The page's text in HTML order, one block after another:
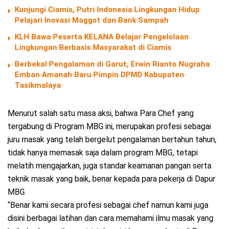
Kunjungi Ciamis, Putri Indonesia Lingkungan Hidup
Pelajari Inovasi Maggot dan Bank Sampah
KLH Bawa Peserta KELANA Belajar Pengelolaan
Lingkungan Berbasis Masyarakat di Ciamis
Berbekal Pengalaman di Garut, Erwin Rianto Nugraha
Emban Amanah Baru Pimpin DPMD Kabupaten
Tasikmalaya
Menurut salah satu masa aksi, bahwa Para Chef yang
tergabung di Program MBG ini, merupakan profesi sebagai
juru masak yang telah bergelut pengalaman bertahun tahun,
tidak hanya memasak saja dalam program MBG, tetapi
melatih mengajarkan, juga standar keamanan pangan serta
teknik masak yang baik, benar kepada para pekerja di Dapur
MBG.
“Benar kami secara profesi sebagai chef namun kami juga
disini berbagai latihan dan cara memahami ilmu masak yang